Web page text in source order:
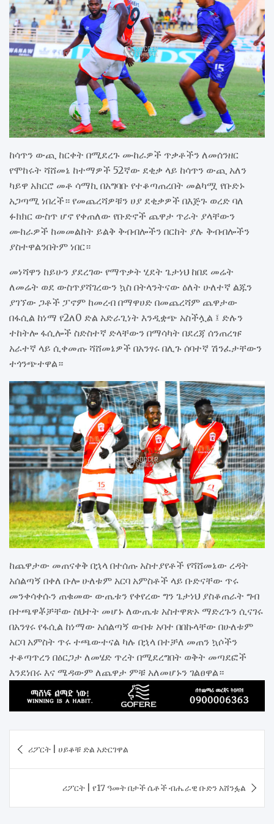
ከሳጥን ውጪ ከርቀት በሚደረጉ ሙከራዎች ጥቃቶችን ለመሰንዘር
የሞከሩት ሻሸመኔ ከተማዎች 52ኛው ደቂቃ ላይ ከሳጥን ውጪ አለን
ካይዋ አክርሮ መቶ ሳማኪ በአግባቡ የተቆጣጠረበት መልካሟ የቡድኑ
አጋጣሚ ነበረች። የመጨረሻዎቹን ሀያ ደቂቃዎች በእጅጉ ወረድ ባለ
ፉክክር ውስጥ ሆኖ የቀጠለው የቡድኖች ጨዋታ ጥራት ያላቸውን
ሙከራዎች ከመመልከት ይልቅ ቅብብሎችን በርከት ያሉ ቅብብሎችን
ያስተዋልንበትም ነበር።
መነሻዋን ከይሁን ያደረገው የማጥቃት ሂደት ጌታነህ ከበደ መሬት
ለመሬት ወደ ውስጥያሻገረውን ኳስ በትላንትናው ዕለት ሁለተኛ ልጁን
ያገኘው ጋቶች ፓኖም ከመረብ በማዋሀድ በመጨረሻም ጨዋታው
በፋሲል ከነማ የ2ለ0 ድል አድራጊነት እንዲቋጭ አስችሏል ፤ ድሉን
ተከትሎ ፋሲሎች ስድስተኛ ድላቸውን በማሳካት በደረጃ ሰንጠረዡ
አራተኛ ላይ ሲቀመጡ ሻሸመኔዎች በአንፃሩ በሊጉ ሰባተኛ ሽንፈታቸውን
ተጎንጭተዋል።
ከጨዋታው መጠናቀቅ በኋላ በተሰጡ አስተያየቶች የሻሸመኔው ረዳት
አሰልጣኝ በቀለ ቡሎ ሁለቱም አርባ አምስቶች ላይ ቡድናቸው ጥሩ
መንቀሳቀሱን ጠቁመው ውጤቱን የቀየረው ግን ጌታነህ ያስቆጠራት ግብ
በተጫዋቾቻቸው ስህተት መሆኑ ለውጤቱ አስተዋጽኦ ማድረጉን ሲናገሩ
በአንፃሩ የፋሲል ከነማው አሰልጣኝ ውበቱ አባተ በበኩላቸው በሁለቱም
አርባ አምስት ጥሩ ተጫውተናል ካሉ በኋላ በተቻለ መጠን ኳሶችን
ተቆጣጥረን በዕርጋታ ለመሄድ ጥረት በሚደረግበት ወቅት መጣደፎች
እንደነበሩ እና ሜዳውም ለጨዋታ ምቹ አለመሆኑን ገልፀዋል።
navigation
ሪፖርት | ሀይቆቹ ድል አድርገዋል
ሪፖርት | የ17 ዓመት በታች ሴቶች ብሔራዊ ቡድን አሸንፏል